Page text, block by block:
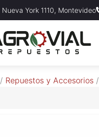
Nueva York 1110, Montevideo
/ Repuestos y Accesorios /